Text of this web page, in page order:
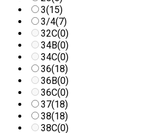
3(15)
3/4(7)
32C(0)
34B(0)
34C(0)
36(18)
36B(0)
36C(0)
37(18)
38(18)
38C(0)